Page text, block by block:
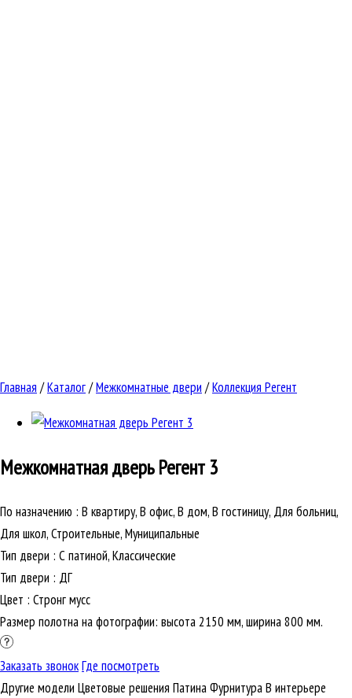
Главная /Каталог/Межкомнатные двери /Коллекция Регент
Межкомнатная дверь Регент 3
По назначению : В квартиру, В офис, В дом, В гостиницу, Для больниц,
Для школ, Строительные, Муниципальные
Тип двери : С патиной, Классические
Тип двери : ДГ
Цвет : Стронг мусс
Размер полотна на фотографии: высота 2150 мм, ширина 800 мм.
Заказать звонокГде посмотреть
Другие модели Цветовые решения ПатинаФурнитураВ интерьере